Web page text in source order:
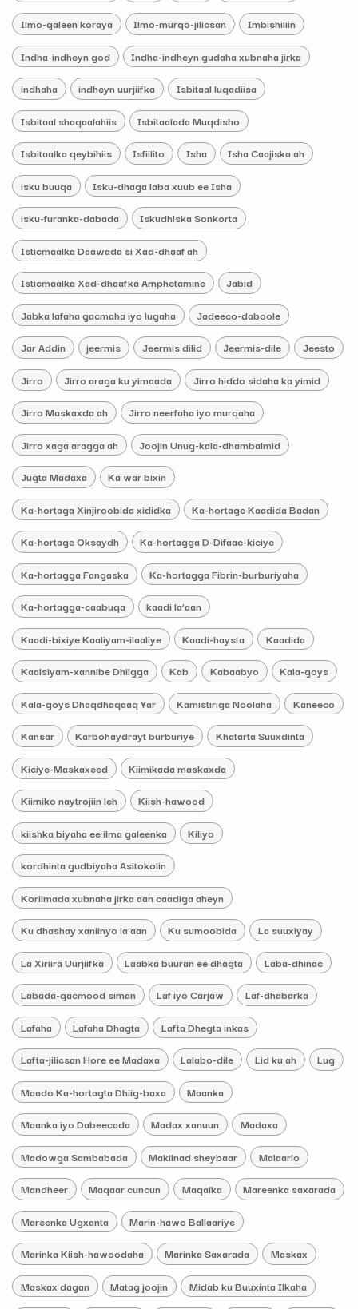
Ilmo-galeen koraya Ilmo-murqo-jilicsan Imbishiliin
Indha-indheyn god Indha-indheyn gudaha xubnaha jirka
indhaha indheyn uurjiifka Isbitaal luqadiisa
Isbitaal shaqaalahiis Isbitaalada Muqdisho
Isbitaalka qeybihiis Isfiilito Isha Isha Caajiska ah
isku buuqa Isku-dhaga laba xuub ee Isha
isku-furanka-dabada Iskudhiska Sonkorta
Isticmaalka Daawada si Xad-dhaaf ah
Isticmaalka Xad-dhaafka Amphetamine Jabid
Jabka lafaha gacmaha iyo lugaha Jadeeco-daboole
Jar Addin jeermis Jeermis dilid Jeermis-dile Jeesto
Jirro Jirro araga ku yimaada Jirro hiddo sidaha ka yimid
Jirro Maskaxda ah Jirro neerfaha iyo murqaha
Jirro xaga aragga ah Joojin Unug-kala-dhambalmid
Jugta Madaxa Ka war bixin
Ka-hortaga Xinjiroobida xididka Ka-hortage Kaadida Badan
Ka-hortage Oksaydh Ka-hortagga D-Difaac-kiciye
Ka-hortagga Fangaska Ka-hortagga Fibrin-burburiyaha
Ka-hortagga-caabuqa kaadi la’aan
Kaadi-bixiye Kaaliyam-ilaaliye Kaadi-haysta Kaadida
Kaalsiyam-xannibe Dhiigga Kab Kabaabyo Kala-goys
Kala-goys Dhaqdhaqaaq Yar Kamistiriga Noolaha Kaneeco
Kansar Karbohaydrayt burburiye Khatarta Suuxdinta
Kiciye-Maskaxeed Kiimikada maskaxda
Kiimiko naytrojiin leh Kiish-hawood
kiishka biyaha ee ilma galeenka Kiliyo
kordhinta gudbiyaha Asitokolin
Koriimada xubnaha jirka aan caadiga aheyn
Ku dhashay xaniinyo la'aan Ku sumoobida La suuxiyay
La Xiriira Uurjiifka Laabka buuran ee dhagta Laba-dhinac
Labada-gacmood siman Laf iyo Carjaw Laf-dhabarka
Lafaha Lafaha Dhagta Lafta Dhegta inkas
Lafta-jilicsan Hore ee Madaxa Lalabo-dile Lid ku ah Lug
Maado Ka-hortagta Dhiig-baxa Maanka
Maanka iyo Dabeecada Madax xanuun Madaxa
Madowga Sambabada Makiinad sheybaar Malaario
Mandheer Maqaar cuncun Maqalka Mareenka saxarada
Mareenka Ugxanta Marin-hawo Ballaariye
Marinka Kiish-hawoodaha Marinka Saxarada Maskax
Maskax dagan Matag joojin Midab ku Buuxinta Ilkaha